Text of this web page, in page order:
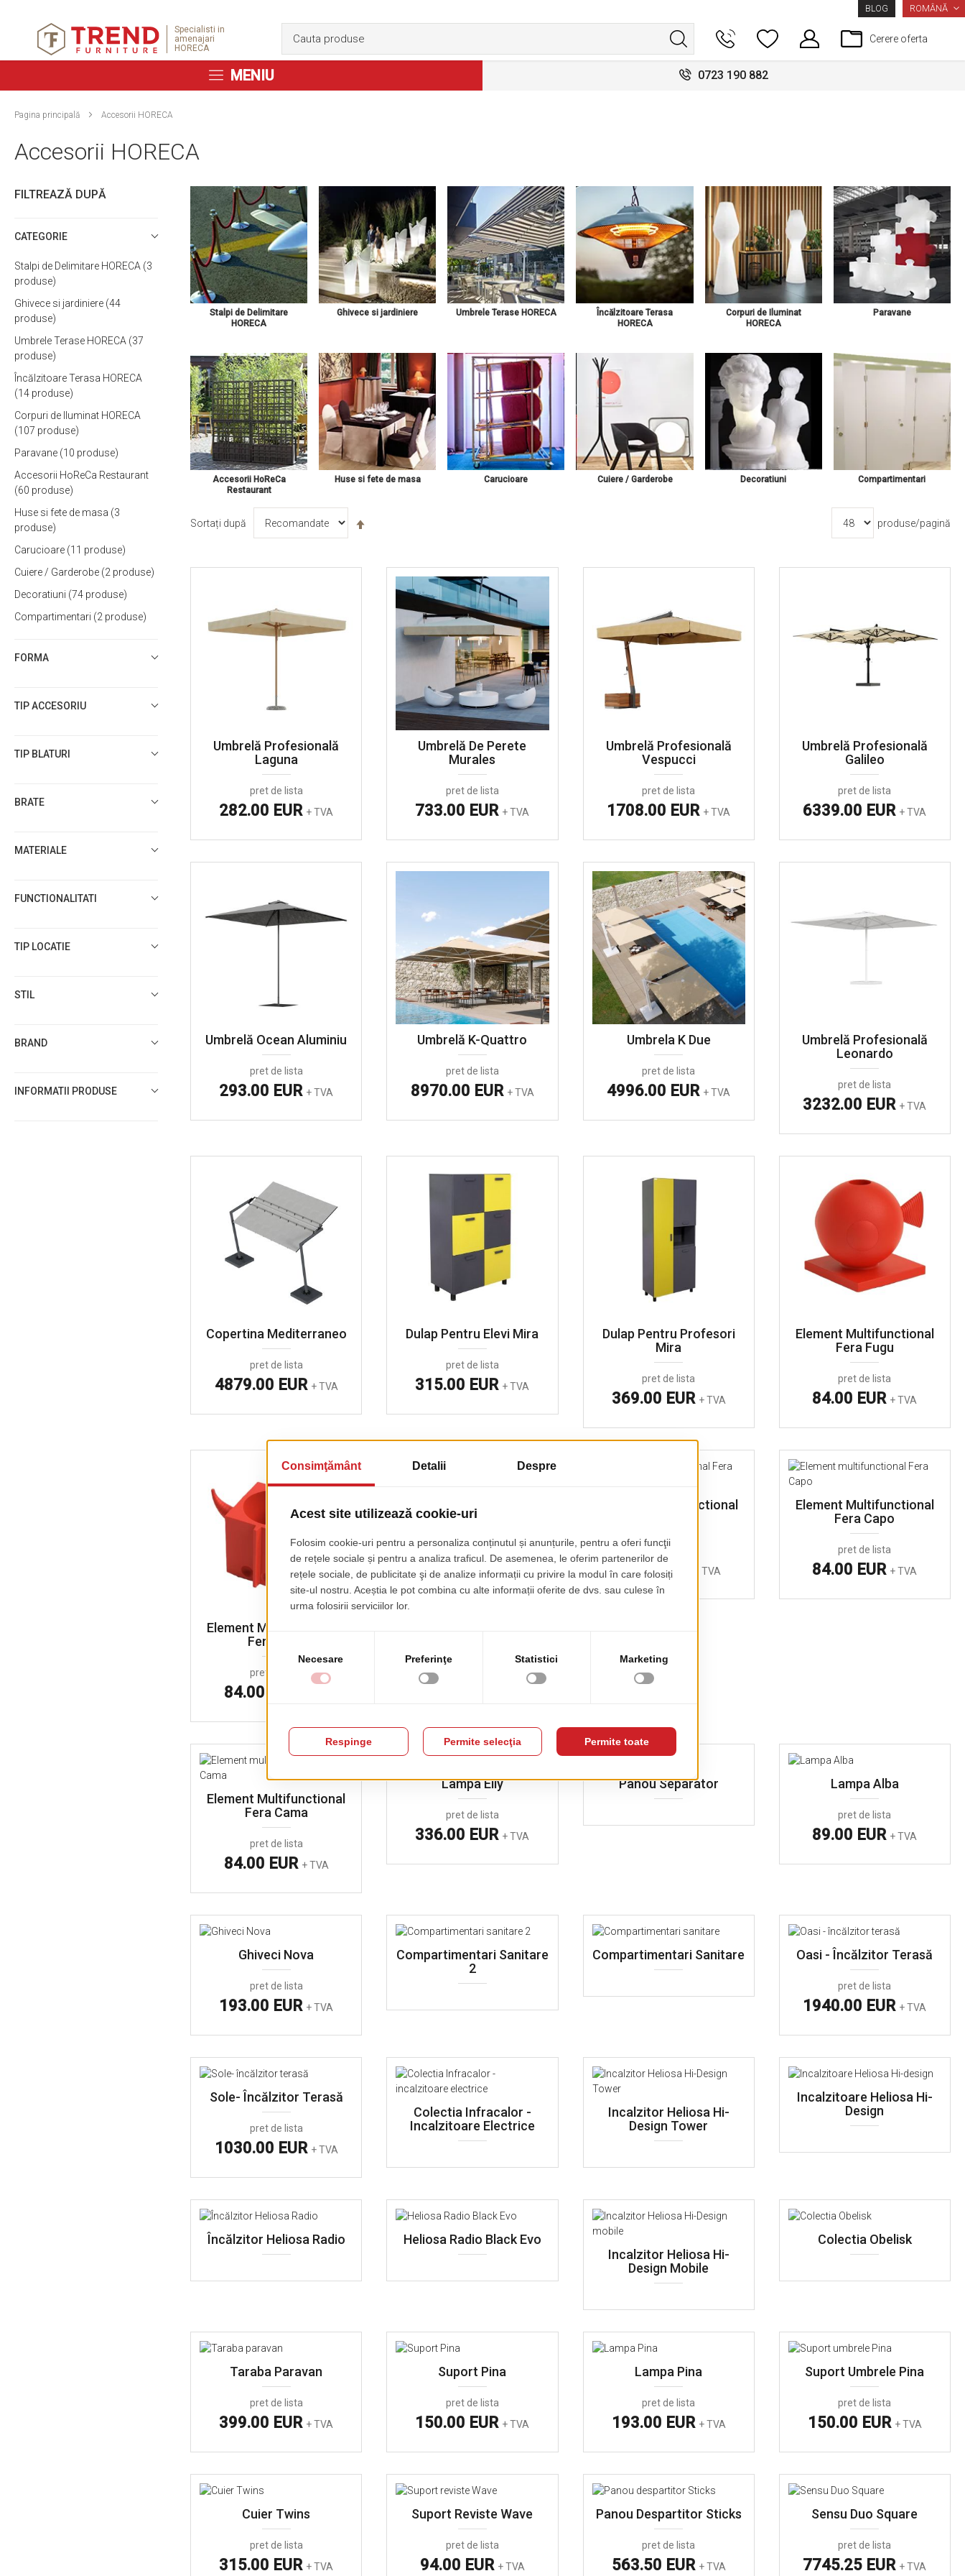
BLOG LIMBA
ROMÂNĂ
Specialisti in
amenajari
HORECA
Cerere oferta
MENIU 0723 190 882
Pagina principală Accesorii HORECA
Accesorii HORECA
Stalpi de Delimitare
HORECA
Ghivece si jardiniere Umbrele Terase HORECA
Încălzitoare Terasa
HORECA
Corpuri de Iluminat
HORECA
Paravane
Accesorii HoReCa
Restaurant
Huse si fete de masa Carucioare Cuiere / Garderobe Decoratiuni Compartimentari
produse/pagină
Sortați după
Umbrelă Profesională
Laguna
pret de lista
282.00 EUR + TVA
Umbrelă De Perete
Murales
pret de lista
733.00 EUR + TVA
Umbrelă Profesională
Vespucci
pret de lista
1708.00 EUR + TVA
Umbrelă Profesională
Galileo
pret de lista
6339.00 EUR + TVA
Umbrelă Ocean Aluminiu
pret de lista
293.00 EUR + TVA
Umbrelă K-Quattro
pret de lista
8970.00 EUR + TVA
Umbrela K Due
pret de lista
4996.00 EUR + TVA
Umbrelă Profesională
Leonardo
pret de lista
3232.00 EUR + TVA
Copertina Mediterraneo
pret de lista
4879.00 EUR + TVA
Dulap Pentru Elevi Mira
pret de lista
315.00 EUR + TVA
Dulap Pentru Profesori
Mira
pret de lista
369.00 EUR + TVA
Element Multifunctional
Fera Fugu
pret de lista
84.00 EUR + TVA
Element Multifunctional
Fera Orot
pret de lista
84.00 EUR
Element Multifunctional
Fera Jago
pret de lista
84.00 EUR+ TVA
Element Multifunctional
pret de lista
84.00 EUR + TVA
Element Multifunctional
Fera Capo
pret de lista
84.00 EUR + TVA
Element Multifunctional
Fera Cama
pret de lista
84.00 EUR + TVA
Lampa Elly
pret de lista
336.00 EUR + TVA
Panou Separator Lampa Alba
pret de lista
89.00 EUR + TVA
Ghiveci Nova
pret de lista
193.00 EUR + TVA
Compartimentari Sanitare
2
Compartimentari Sanitare Oasi - Încălzitor Terasă
pret de lista
1940.00 EUR + TVA
Sole- Încălzitor Terasă
pret de lista
1030.00 EUR + TVA
Colectia Infracalor -
Incalzitoare Electrice
Incalzitor Heliosa Hi-
Design Tower
Incalzitoare Heliosa Hi-
Design
Încălzitor Heliosa Radio
Heliosa Radio Black Evo
Incalzitor Heliosa Hi-
Design Mobile
Colectia Obelisk
Taraba Paravan
pret de lista
399.00 EUR + TVA
Suport Pina
pret de lista
150.00 EUR + TVA
Lampa Pina
pret de lista
193.00 EUR + TVA
Suport Umbrele Pina
pret de lista
150.00 EUR + TVA
Cuier Twins
pret de lista
315.00 EUR + TVA
Suport Reviste Wave
pret de lista
94.00 EUR + TVA
Panou Despartitor Sticks
pret de lista
563.50 EUR + TVA
Sensu Duo Square
pret de lista
7745.25 EUR + TVA
FILTREAZĂ DUPĂ
CATEGORIE
Stalpi de Delimitare HORECA
3
produse
Ghivece si jardiniere 44
produse
Umbrele Terase HORECA
37
produse
Încălzitoare Terasa HORECA
14 produse
Corpuri de Iluminat HORECA
107 produse
Paravane 10 produse
Accesorii HoReCa Restaurant
60 produse
Huse si fete de masa
3
produse
Carucioare 11 produse
Cuiere / Garderobe 2 produse
Decoratiuni 74 produse
Compartimentari
2 produse
FORMA
TIP ACCESORIU
TIP BLATURI
BRATE
MATERIALE
FUNCTIONALITATI
TIP LOCATIE
STIL
BRAND
INFORMATII PRODUSE